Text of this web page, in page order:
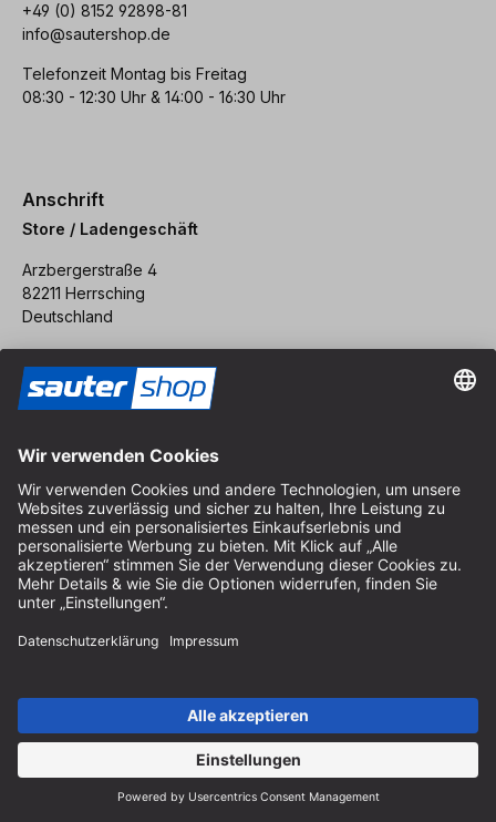
+49 (0) 8152 92898-81
info@sautershop.de
Telefonzeit Montag bis Freitag
08:30 - 12:30 Uhr & 14:00 - 16:30 Uhr
Anschrift
Store / Ladengeschäft
Arzbergerstraße 4
82211 Herrsching
Deutschland
Montag bis Freitag
8:30 - 12:30 Uhr & 14:00 - 16:30 Uhr
Hilfe
Hinweise zur Batterieentsorgung
Hinweise zur Verpackung
Widerrufsrecht
Über uns